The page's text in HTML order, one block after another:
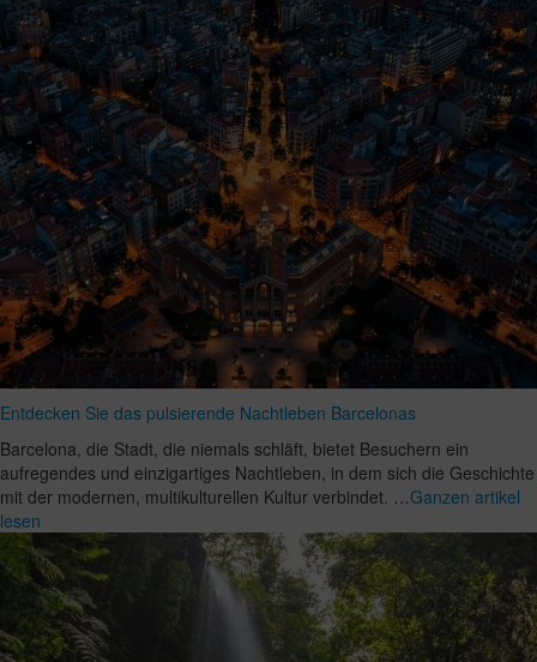
Entdecken Sie das pulsierende Nachtleben Barcelonas
Barcelona, die Stadt, die niemals schläft, bietet Besuchern ein
aufregendes und einzigartiges Nachtleben, in dem sich die Geschichte
mit der modernen, multikulturellen Kultur verbindet. …Ganzen artikel
lesen